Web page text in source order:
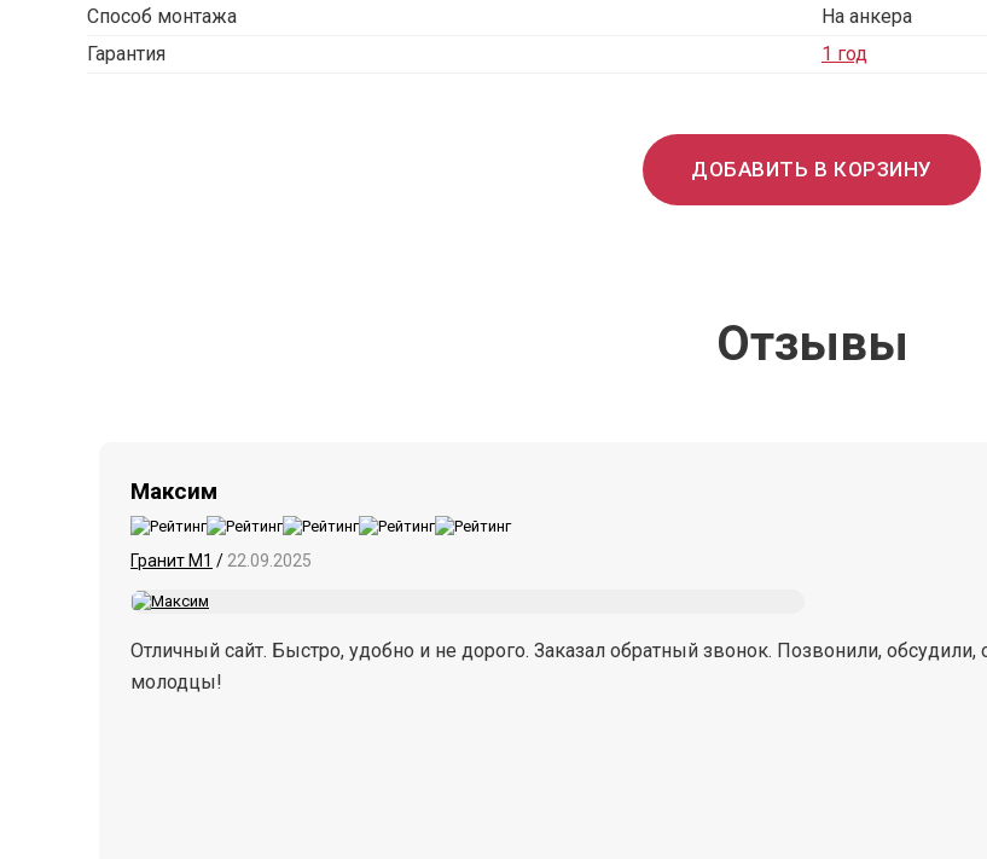
Способ монтажа
На анкера
Гарантия
1 год
ДОБАВИТЬ В КОРЗИНУ
Отзывы
Максим
Гранит М1 / 22.09.2025
Отличный сайт. Быстро, удобно и не дорого. Заказал обратный звонок. Позвонили, обсудили,
молодцы!